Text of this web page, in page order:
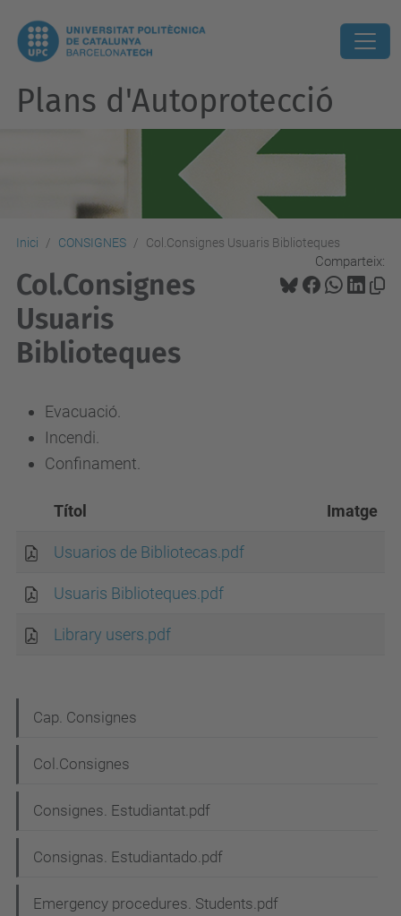
Plans d'Autoprotecció
Inici CONSIGNES Col.Consignes Usuaris Biblioteques
Comparteix:
Col.Consignes
Usuaris
Biblioteques
Evacuació.
Incendi.
Confinament.
Títol Imatge
Usuarios de Bibliotecas.pdf
Usuaris Biblioteques.pdf
Library users.pdf
a
v
g
a
Cap. Consignes
Col.Consignes
Consignes. Estudiantat.pdf
Consignas. Estudiantado.pdf
Emergency procedures. Students.pdf